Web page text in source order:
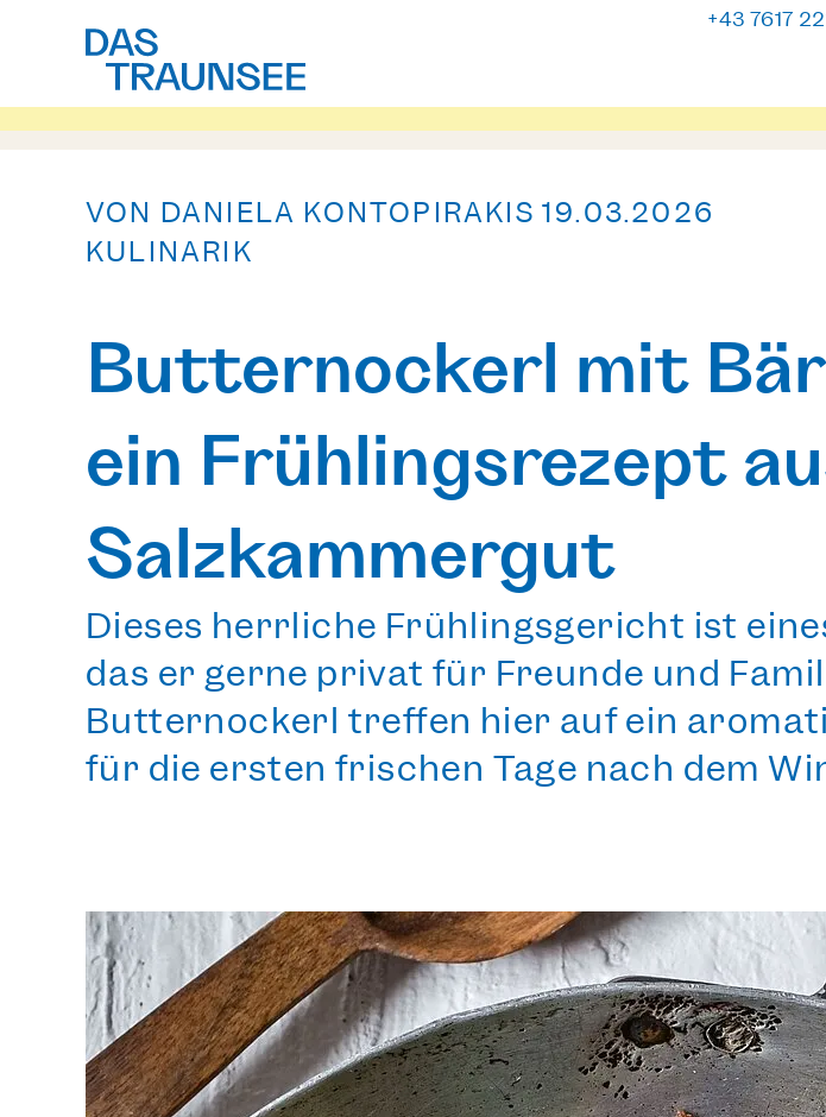
+43 7617
VON DANIELA KONTOPIRAKIS 19.03.2026
KULINARIK
Butternockerl mit
ein Frühlingsrezept
Salzkammergut
Dieses herrliche Frühlingsgericht ist
das er gerne privat für Freunde und
Butternockerl treffen hier auf ein
für die ersten frischen Tage nach dem